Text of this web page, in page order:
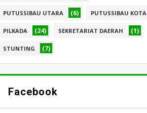
PUTUSSIBAU UTARA (6) PUTUSSIBAU KOTA
PILKADA (24) SEKRETARIAT DAERAH (1)
STUNTING (7)
Facebook